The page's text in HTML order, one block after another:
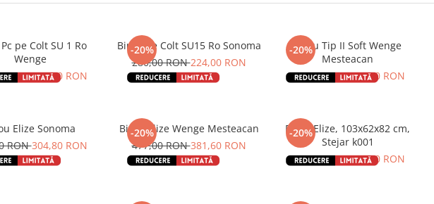
pe Colt SU 1 Ro
Wenge
RON406,40 RON
-20%
Birou pe Colt SU15 Ro Sonoma
280,00 RON224,00 RON
-20%
Birou Tip II Soft Wenge
Mesteacan
559,00 RON447,20 RON
Elize Sonoma
RON304,80 RON
-20%
Birou Elize Wenge Mesteacan
477,00 RON381,60 RON
-20%
Birou Elize, 103x62x82 cm,
Stejar k001
523,00 RON418,40 RON